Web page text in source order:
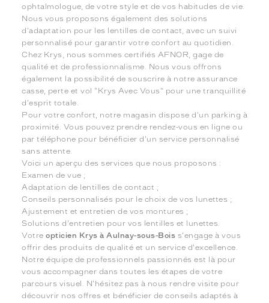
ophtalmologue, de votre style et de vos habitudes de vie.
Nous vous proposons également des solutions
d'adaptation pour les lentilles de contact, avec un suivi
personnalisé pour garantir votre confort au quotidien.
Chez Krys, nous sommes certifiés AFNOR, gage de
qualité et de professionnalisme. Nous vous offrons
également la possibilité de souscrire à notre assurance
casse, perte et vol "Krys Avec Vous" pour une tranquillité
d'esprit totale.
Pour votre confort, notre magasin dispose d'un parking à
proximité. Vous pouvez prendre rendez-vous en ligne ou
par téléphone pour bénéficier d'un service personnalisé
sans attente.
Voici un aperçu des services que nous proposons :
Examen de vue ;
Adaptation de lentilles de contact ;
Conseils personnalisés pour le choix de vos lunettes ;
Ajustement et entretien de vos montures ;
Solutions d'entretien pour vos lentilles et lunettes.
Votreopticien Krys à Aulnay-sous-Bois s'engage à vous
offrir des produits de qualité et un service d'excellence.
Notre équipe de professionnels passionnés est là pour
vous accompagner dans toutes les étapes de votre
parcours visuel. N'hésitez pas à nous rendre visite pour
découvrir nos offres et bénéficier de conseils adaptés à